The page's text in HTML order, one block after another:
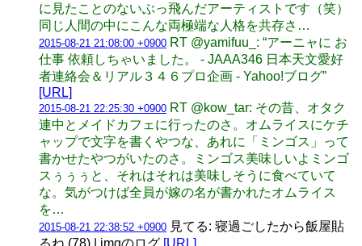
に見たことのないぶっ飛んだアーティストです（笑）
同じ人間の中にこんな両極端な人格を共存さ…
2015-08-21 21:08:00 +0900 RT @yamifuu_: “アーニャに お
仕事 依頼しちゃいました。 - JAAA346 日本天文愛好
者連絡会＆リアル３４６プロ企画 - Yahoo!ブログ”
[URL]
2015-08-21 22:25:30 +0900 RT @kow_tar: その昔、オタク
連中とメイドカフェに行ったのさ。オムライスにケチ
ャップで文字を書くやつな、あれに「ミンゴス」って
書かせたやつがいたのさ。ミンゴス美味しいよミンゴ
スぅぅぅと、それはそれは美味しそうに食べていて
な。気がつけば全員が嫁の名が書かれたオムライス
を…
2015-08-21 22:38:52 +0900 見てる: 寝過ごしたから飯屋貼
るね (78) | imgのログ [URL]